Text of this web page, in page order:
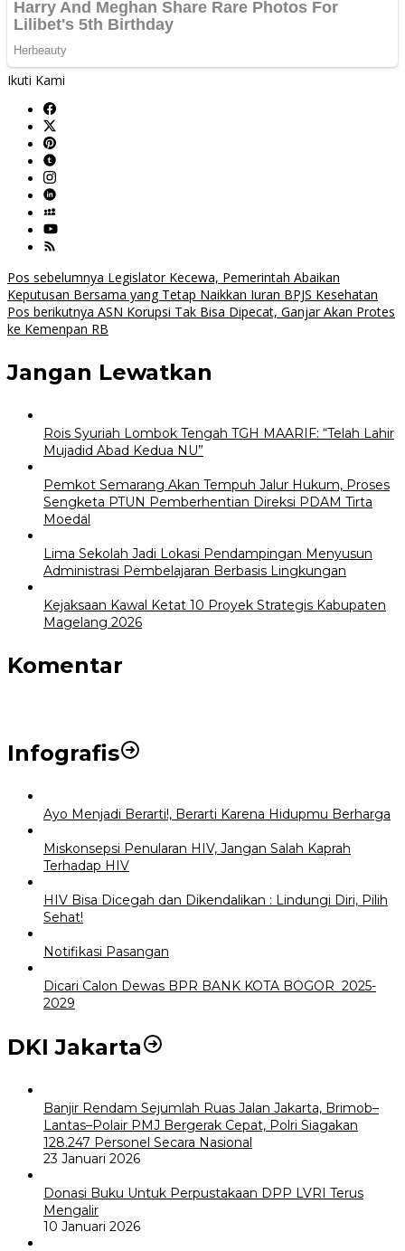
Ikuti Kami
Navigasi
pos
Pos sebelumnya Legislator Kecewa, Pemerintah Abaikan
Keputusan Bersama yang Tetap Naikkan Iuran BPJS Kesehatan
Pos berikutnya ASN Korupsi Tak Bisa Dipecat, Ganjar Akan Protes
ke Kemenpan RB
Jangan Lewatkan
Rois Syuriah Lombok Tengah TGH MAARIF: “Telah Lahir
Mujadid Abad Kedua NU”
Pemkot Semarang Akan Tempuh Jalur Hukum, Proses
Sengketa PTUN Pemberhentian Direksi PDAM Tirta
Moedal
Lima Sekolah Jadi Lokasi Pendampingan Menyusun
Administrasi Pembelajaran Berbasis Lingkungan
Kejaksaan Kawal Ketat 10 Proyek Strategis Kabupaten
Magelang 2026
Komentar
Infografis
Ayo Menjadi Berarti!, Berarti Karena Hidupmu Berharga
Miskonsepsi Penularan HIV, Jangan Salah Kaprah
Terhadap HIV
HIV Bisa Dicegah dan Dikendalikan : Lindungi Diri, Pilih
Sehat!
Notifikasi Pasangan
Dicari Calon Dewas BPR BANK KOTA BOGOR 2025-
2029
DKI Jakarta
Banjir Rendam Sejumlah Ruas Jalan Jakarta, Brimob–
Lantas–Polair PMJ Bergerak Cepat, Polri Siagakan
128.247 Personel Secara Nasional
23 Januari 2026
Donasi Buku Untuk Perpustakaan DPP LVRI Terus
Mengalir
10 Januari 2026